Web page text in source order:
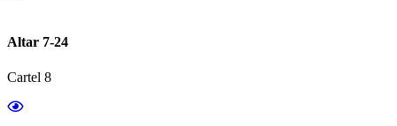
Altar 7-24
Cartel 8